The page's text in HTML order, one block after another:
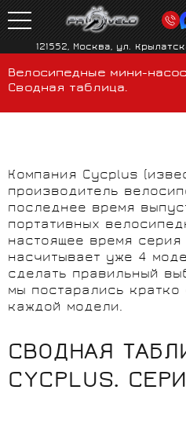
121552, Москва, ул.
Велосипедные мини-
Сводная таблица.
Компания Cycplus
производитель
последнее время
портативных
настоящее время серия
насчитывает уже 4
сделать правильный
мы постарались кратко
каждой модели.
СВОДНАЯ
CYCPLUS.